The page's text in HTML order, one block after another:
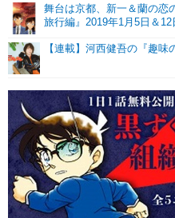
舞台は京都、新一＆蘭の
旅行編』2019年1月5日＆
【連載】河西健吾の『趣味